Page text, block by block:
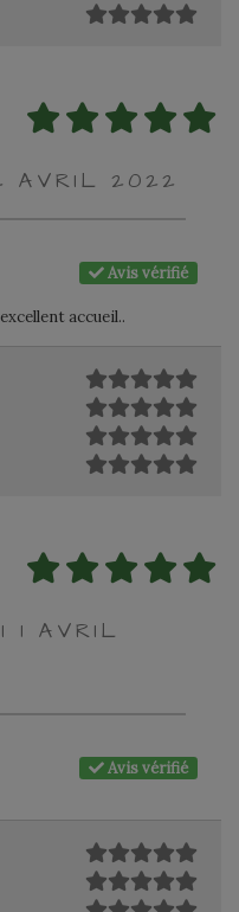
AVRIL 2022
Avis vérifié
accueil..
1 AVRIL
Avis vérifié